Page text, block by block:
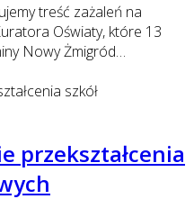
treść zażaleń na
Oświaty, które 13
Nowy Żmigród…
przekształcenia